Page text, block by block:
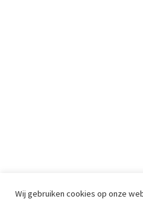
Wij gebruiken cookies op onze